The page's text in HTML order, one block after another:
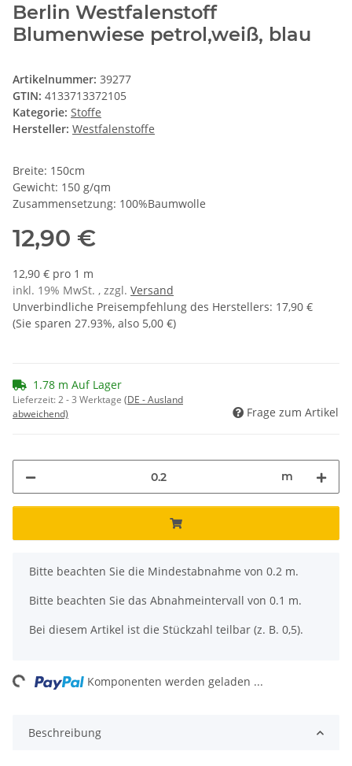
Berlin Westfalenstoff
Blumenwiese petrol,weiß, blau
Artikelnummer: 39277
GTIN: 4133713372105
Kategorie: Stoffe
Hersteller: Westfalenstoffe
Breite: 150cm
Gewicht: 150 g/qm
Zusammensetzung: 100%Baumwolle
12,90 €
12,90 € pro 1 m
inkl. 19% MwSt. , zzgl. Versand
Unverbindliche Preisempfehlung des Herstellers: 17,90 €
(Sie sparen 27.93%, also 5,00 €)
1.78 m Auf Lager
Lieferzeit:2 - 3 Werktage (DE - Ausland
abweichend)
Frage zum Artikel
m
x
Bitte beachten Sie die Mindestabnahme von 0.2 m.
Bitte beachten Sie das Abnahmeintervall von 0.1 m.
Bei diesem Artikel ist die Stückzahl teilbar (z. B. 0,5).
Loading... Komponenten werden geladen ...
Beschreibung